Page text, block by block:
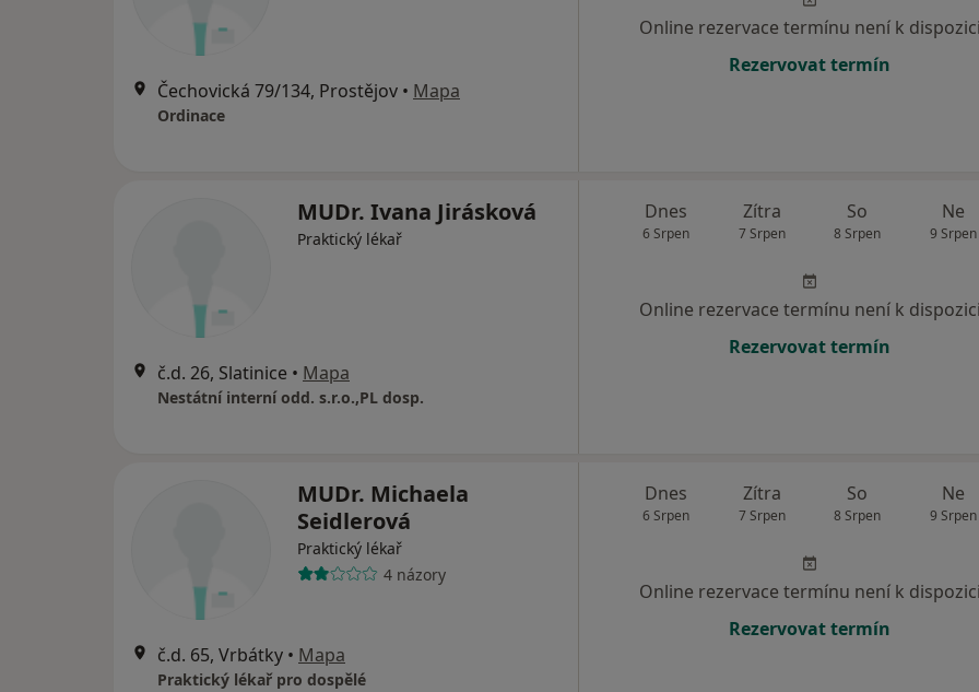
Čechovická 79/134, Prostějov • Mapa
Ordinace
Online rezervace termínu není k dispozici
Rezervovat termín
MUDr. Ivana Jirásková
Praktický lékař
č.d. 26, Slatinice • Mapa
Nestátní interní odd. s.r.o.,PL dosp.
Dnes
6 Srpen
Zítra
7 Srpen
So
8 Srpen
Ne
9 Srpen
Online rezervace termínu není k dispozici
Rezervovat termín
MUDr. Michaela
Seidlerová
Praktický lékař
4 názory
č.d. 65, Vrbátky • Mapa
Praktický lékař pro dospělé
Dnes
6 Srpen
Zítra
7 Srpen
So
8 Srpen
Ne
9 Srpen
Online rezervace termínu není k dispozici
Rezervovat termín